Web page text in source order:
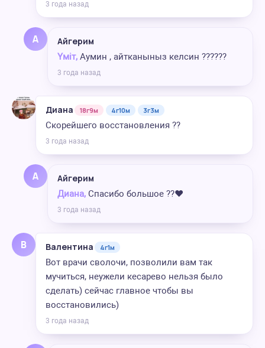
3 года назад
А Айгерим
Үміт, Аумин , айтканыныз келсин ??????
3 года назад
Диана 18г9м 4г10м 3г3м
Скорейшего восстановления ??
3 года назад
А Айгерим
Диана, Спасибо большое ??❤️
3 года назад
В Валентина 4г1м
Вот врачи сволочи, позволили вам так
мучиться, неужели кесарево нельзя было
сделать) сейчас главное чтобы вы
восстановились)
3 года назад